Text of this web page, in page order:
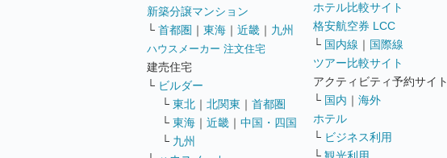
新築分譲マンション
└ 首都圏 ｜ 東海 ｜ 近畿 ｜ 九州
ハウスメーカー 注文住宅
建売住宅
└ ビルダー
└ 東北 ｜ 北関東 ｜ 首都圏
└ 東海 ｜ 近畿 ｜ 中国・四国
└ 九州
ホテル比較サイト
格安航空券 LCC
└ 国内線 ｜ 国際線
ツアー比較サイト
アクティビティ予約サイト
└ 国内 ｜ 海外
ホテル
└ ビジネス利用